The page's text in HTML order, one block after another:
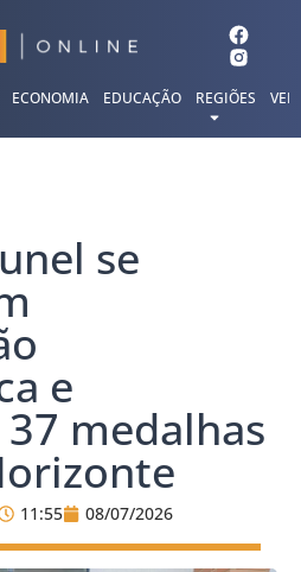
ECONOMIA EDUCAÇÃO REGIÕES
se
e
medalhas
11:55 08/07/2026